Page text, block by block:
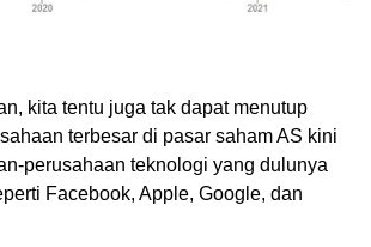
kita tentu juga tak dapat menutup
terbesar di pasar saham AS kini
perusahaan teknologi yang dulunya
Facebook, Apple, Google, dan